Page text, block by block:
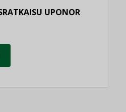
UPONOR